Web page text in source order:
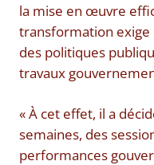
la mise en œuvre
transformation exige
des politiques
travaux
« À cet effet, il a
semaines, des
performances